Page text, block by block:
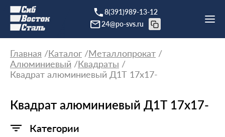
8(391)989-13-12
24@po-svs.ru
Главная Каталог
Металлопрокат
Алюминиевый
Квадраты
Квадрат алюминиевый Д1Т 17х17-
Квадрат алюминиевый Д1Т 17х17-
Категории